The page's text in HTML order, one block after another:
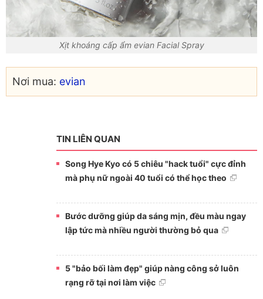
Xịt khoáng cấp ẩm evian Facial Spray
Nơi mua: evian
TIN LIÊN QUAN
Song Hye Kyo có 5 chiêu "hack tuổi" cực đỉnh
mà phụ nữ ngoài 40 tuổi có thể học theo
Bước dưỡng giúp da sáng mịn, đều màu ngay
lập tức mà nhiều người thường bỏ qua
5 "bảo bối làm đẹp" giúp nàng công sở luôn
rạng rỡ tại nơi làm việc